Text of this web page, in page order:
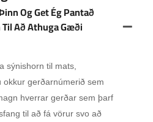
Og Get Ég Pantað
Að Athuga Gæði
sýnishorn til mats,
okkur gerðarnúmerið sem
hverrar gerðar sem þarf
til að fá vörur svo að